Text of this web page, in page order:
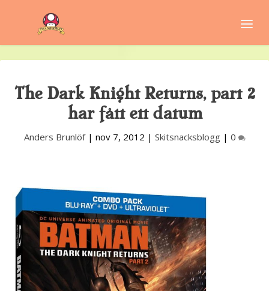
The Dark Knight Returns, part 2
har fått ett datum
Anders Brunlöf| nov 7, 2012 | Skitsnacksblogg| 0